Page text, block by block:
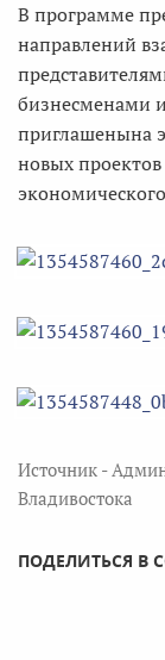
В программе
направлений
бизнесменами
приглашенына
новых
Источник -
Владивостока
ПОДЕЛИТЬСЯ В